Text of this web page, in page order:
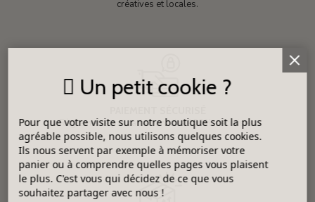
créatives et locales.
Règlements par carte bancaire 100% sécurisés.
Un petit cookie ?
Pour que votre visite sur notre boutique soit la plus
agréable possible, nous utilisons quelques cookies.
Ils nous servent par exemple à mémoriser votre
panier ou à comprendre quelles pages vous plaisent
le plus. C'est vous qui décidez de ce que vous
souhaitez partager avec nous !